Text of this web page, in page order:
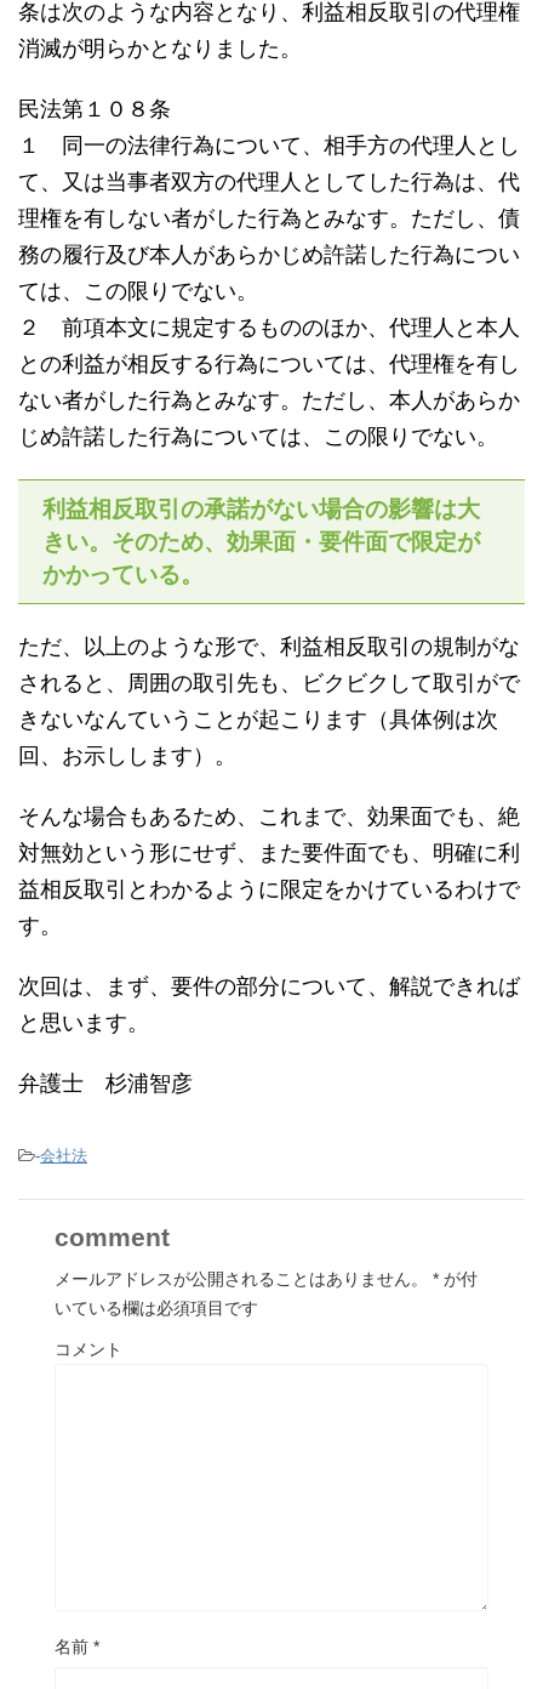
条は次のような内容となり、利益相反取引の代理権
消滅が明らかとなりました。
民法第１０８条
１ 同一の法律行為について、相手方の代理人とし
て、又は当事者双方の代理人としてした行為は、代
理権を有しない者がした行為とみなす。ただし、債
務の履行及び本人があらかじめ許諾した行為につい
ては、この限りでない。
２ 前項本文に規定するもののほか、代理人と本人
との利益が相反する行為については、代理権を有し
ない者がした行為とみなす。ただし、本人があらか
じめ許諾した行為については、この限りでない。
利益相反取引の承諾がない場合の影響は大
きい。そのため、効果面・要件面で限定が
かかっている。
ただ、以上のような形で、利益相反取引の規制がな
されると、周囲の取引先も、ビクビクして取引がで
きないなんていうことが起こります（具体例は次
回、お示しします）。
そんな場合もあるため、これまで、効果面でも、絶
対無効という形にせず、また要件面でも、明確に利
益相反取引とわかるように限定をかけているわけで
す。
次回は、まず、要件の部分について、解説できれば
と思います。
弁護士 杉浦智彦
-会社法
comment
メールアドレスが公開されることはありません。 * が付
いている欄は必須項目です
コメント
名前 *